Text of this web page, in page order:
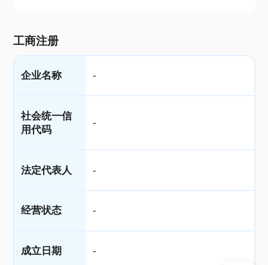
工商注册
企业名称 -
社会统一信
用代码
-
法定代表人 -
经营状态 -
成立日期 -